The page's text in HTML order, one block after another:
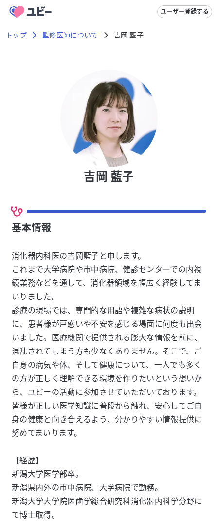
ユーザー登録する
トップ 監修医師について 吉岡 藍子
吉岡 藍子
基本情報
消化器内科医の吉岡藍子と申します。
これまで大学病院や市中病院、健診センターでの内視
鏡業務などを通して、消化器領域を幅広く経験してま
いりました。
診療の現場では、専門的な用語や複雑な病状の説明
に、患者様が戸惑いや不安を感じる場面に何度も出会
いました。医療機関で提供される膨大な情報を前に、
混乱されてしまう方も少なくありません。そこで、ご
自身の病気や体、そして健康について、一人でも多く
の方が正しく理解できる環境を作りたいという想いか
ら、ユビーの活動に参加させていただいております。
皆様が正しい医学知識に普段から触れ、安心してご自
身の健康と向き合えるよう、分かりやすい情報提供に
努めてまいります。
【経歴】
新潟大学医学部卒。
新潟県内外の市中病院、大学病院で勤務。
新潟大学大学院医歯学総合研究科消化器内科学分野に
て博士取得。